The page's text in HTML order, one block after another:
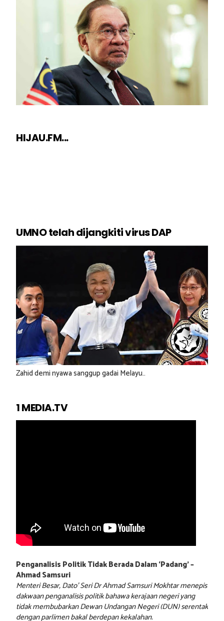
HIJAU.FM...
UMNO telah dijangkiti virus DAP
Zahid demi nyawa sanggup gadai Melayu..
1 MEDIA.TV
Penganalisis Politik Tidak Berada Dalam ‘Padang’ –
Ahmad Samsuri
Menteri Besar, Dato’ Seri Dr Ahmad Samsuri Mokhtar menepis
dakwaan penganalisis politik bahawa kerajaan negeri yang
tidak membubarkan Dewan Undangan Negeri (DUN) serentak
dengan parlimen bakal berdepan kekalahan.